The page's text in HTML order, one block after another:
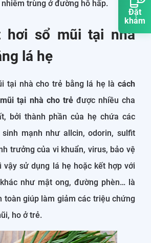
Đặt
khám
trùng ở đường hô hấp.
hơi sổ mũi tại nhà
lá hẹ
tại nhà cho trẻ bằng lá hẹ là cách
tại nhà cho trẻđược nhiều cha
bởi thành phần của hẹ chứa các
mạnh như allcin, odorin, sulfit
trưởng của vi khuẩn, virus, bảo vệ
vậy sử dụng lá hẹ hoặc kết hợp với
như mật ong, đường phèn… là
toàn giúp làm giảm các triệu chứng
ho ở trẻ.